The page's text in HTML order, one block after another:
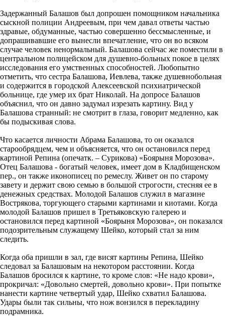
Задержанный Балашов был допрошен помощником начальника
сыскной полиции Андреевым, при чем давал ответы частью
здравые, обдуманные, частью совершенно бессмысленные, и
допрашивавшие его вынесли впечатление, что он во всяком
случае человек ненормальный. Балашова сейчас же поместили в
центральном полицейском для душевно-больных покое в целях
исследования его умственных способностей. Любопытно
отметить, что сестра Балашова, Иевлева, также душевнобольная
и содержится в городской Алексеевской психиатрической
больнице, где умер их брат Николай. На допросе Балашов
объяснил, что он давно задумал изрезать картину. Вид у
Балашова странный: не смотрит в глаза, говорит медленно, как
бы подыскивая слова.
Что касается личности Абрама Балашова, то он оказался
старообрядцем, чем и объясняется, что он остановился перед
картиной Репина (опечатк. – Сурикова) «Боярыня Морозова».
Отец Балашова - богатый человек, имеет дом в Кладбищенском
пер., он также иконописец по ремеслу. Живет он по старому
завету и держит свою семью в большой строгости, стесняя ее в
денежных средствах. Молодой Балашов служил в магазине
Вострякова, торгующего старыми картинами и киотами. Когда
молодой Балашов пришел в Третьяковскую галерею и
остановился перед картиной «Боярыня Морозова», он показался
подозрительным служащему Шейко, который стал за ним
следить.
Когда оба пришли в зал, где висят картины Репина, Шейко
следовал за Балашовым на некотором расстоянии. Когда
Балашов бросился к картине, то кроме слов: «Не надо крови»,
прокричал: «Довольно смертей, довольно крови». При попытке
нанести картине четвертый удар, Шейко схватил Балашова.
Удары были так сильны, что нож вонзился в перекладину
подрамника.